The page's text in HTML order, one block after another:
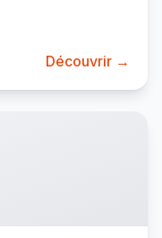
Découvrir →